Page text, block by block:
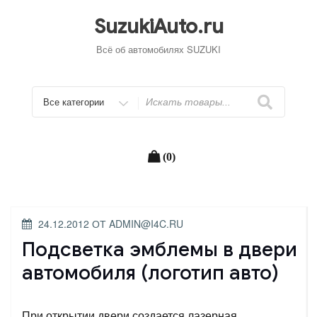
SuzukiAuto.ru
Всё об автомобилях SUZUKI
Искать
(0)
ОПУБЛИКОВАНО
24.12.2012 ОТ ADMIN@I4C.RU
Подсветка эмблемы в двери
автомобиля (логотип авто)